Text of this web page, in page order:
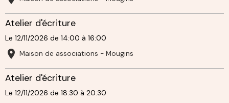
Atelier d'écriture
Le 12/11/2026 de 14:00 à 16:00
Maison de associations - Mougins
Atelier d'écriture
Le 12/11/2026 de 18:30 à 20:30